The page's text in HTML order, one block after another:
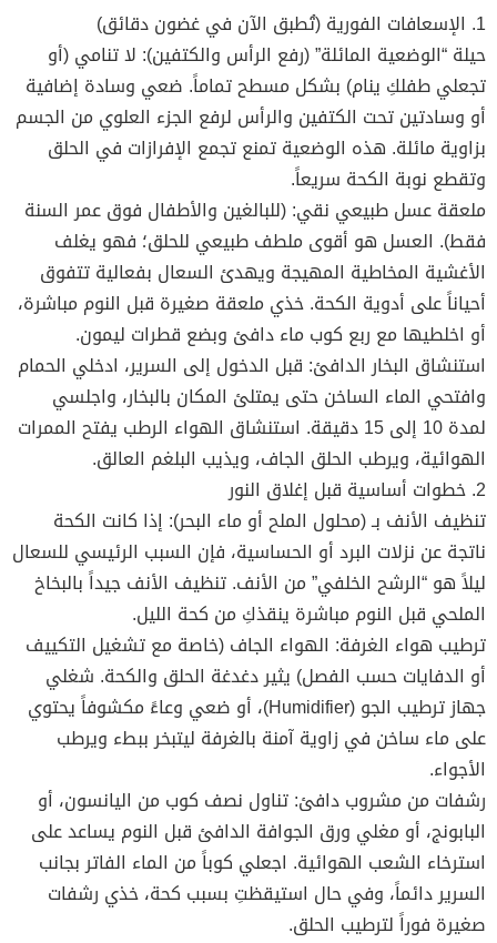
1. الإسعافات الفورية (تُطبق الآن في غضون دقائق)
حيلة “الوضعية المائلة” (رفع الرأس والكتفين): لا تنامي (أو
تجعلي طفلكِ ينام) بشكل مسطح تماماً. ضعي وسادة إضافية
أو وسادتين تحت الكتفين والرأس لرفع الجزء العلوي من الجسم
بزاوية مائلة. هذه الوضعية تمنع تجمع الإفرازات في الحلق
وتقطع نوبة الكحة سريعاً.
ملعقة عسل طبيعي نقي: (للبالغين والأطفال فوق عمر السنة
فقط). العسل هو أقوى ملطف طبيعي للحلق؛ فهو يغلف
الأغشية المخاطية المهيجة ويهدئ السعال بفعالية تتفوق
أحياناً على أدوية الكحة. خذي ملعقة صغيرة قبل النوم مباشرة،
أو اخلطيها مع ربع كوب ماء دافئ وبضع قطرات ليمون.
استنشاق البخار الدافئ: قبل الدخول إلى السرير، ادخلي الحمام
وافتحي الماء الساخن حتى يمتلئ المكان بالبخار، واجلسي
لمدة 10 إلى 15 دقيقة. استنشاق الهواء الرطب يفتح الممرات
الهوائية، ويرطب الحلق الجاف، ويذيب البلغم العالق.
2. خطوات أساسية قبل إغلاق النور
تنظيف الأنف بـ (محلول الملح أو ماء البحر): إذا كانت الكحة
ناتجة عن نزلات البرد أو الحساسية، فإن السبب الرئيسي للسعال
ليلاً هو “الرشح الخلفي” من الأنف. تنظيف الأنف جيداً بالبخاخ
الملحي قبل النوم مباشرة ينقذكِ من كحة الليل.
ترطيب هواء الغرفة: الهواء الجاف (خاصة مع تشغيل التكييف
أو الدفايات حسب الفصل) يثير دغدغة الحلق والكحة. شغلي
جهاز ترطيب الجو (Humidifier)، أو ضعي وعاءً مكشوفاً يحتوي
على ماء ساخن في زاوية آمنة بالغرفة ليتبخر ببطء ويرطب
الأجواء.
رشفات من مشروب دافئ: تناول نصف كوب من اليانسون، أو
البابونج، أو مغلي ورق الجوافة الدافئ قبل النوم يساعد على
استرخاء الشعب الهوائية. اجعلي كوباً من الماء الفاتر بجانب
السرير دائماً، وفي حال استيقظتِ بسبب كحة، خذي رشفات
صغيرة فوراً لترطيب الحلق.